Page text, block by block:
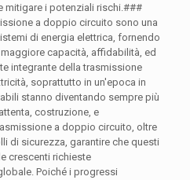
mitigare i potenziali rischi.###
a doppio circuito sono una
di energia elettrica, fornendo
capacità, affidabilità, ed
integrante della trasmissione
soprattutto in un'epoca in
stanno diventando sempre più
costruzione, e
a doppio circuito, oltre
di sicurezza, garantire che questi
crescenti richieste
Poiché i progressi